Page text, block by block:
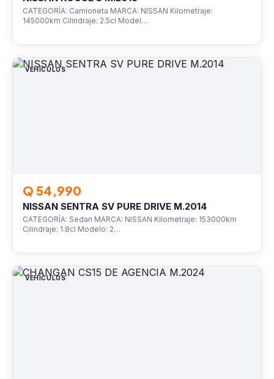
CATEGORÍA: Camioneta MARCA: NISSAN Kilometraje:
145000km Cilindraje: 2.5cl Model…
VEHÍCULOS
Q 54,990
NISSAN SENTRA SV PURE DRIVE M.2014
CATEGORÍA: Sedan MARCA: NISSAN Kilometraje: 153000km
Cilindraje: 1.8cl Modelo: 2…
VEHÍCULOS